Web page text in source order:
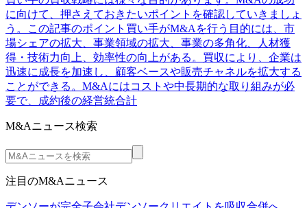
に向けて、押さえておきたいポイントを確認していきましょ
う。この記事のポイント買い手がM&Aを行う目的には、市
場シェアの拡大、事業領域の拡大、事業の多角化、人材獲
得・技術力向上、効率性の向上がある。買収により、企業は
迅速に成長を加速し、顧客ベースや販売チャネルを拡大する
ことができる。M&Aにはコストや中長期的な取り組みが必
要で、成約後の経営統合計
M&Aニュース検索
注目のM&Aニュース